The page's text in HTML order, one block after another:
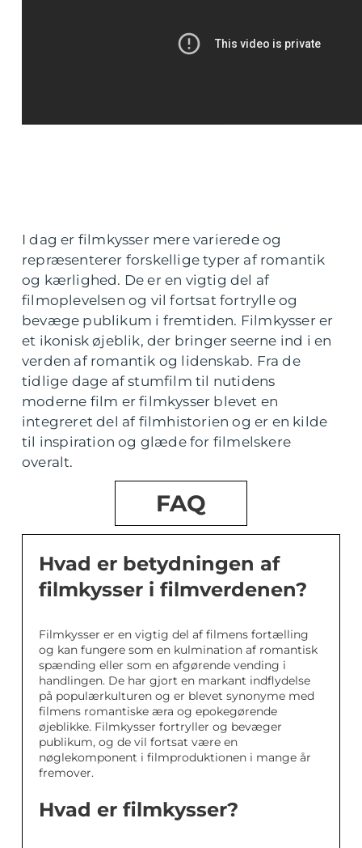
I dag er filmkysser mere varierede og
repræsenterer forskellige typer af romantik
og kærlighed. De er en vigtig del af
filmoplevelsen og vil fortsat fortrylle og
bevæge publikum i fremtiden. Filmkysser er
et ikonisk øjeblik, der bringer seerne ind i en
verden af romantik og lidenskab. Fra de
tidlige dage af stumfilm til nutidens
moderne film er filmkysser blevet en
integreret del af filmhistorien og er en kilde
til inspiration og glæde for filmelskere
overalt.
FAQ
Hvad er betydningen af
filmkysser i filmverdenen?
Filmkysser er en vigtig del af filmens fortælling
og kan fungere som en kulmination af romantisk
spænding eller som en afgørende vending i
handlingen. De har gjort en markant indflydelse
på populærkulturen og er blevet synonyme med
filmens romantiske æra og epokegørende
øjeblikke. Filmkysser fortryller og bevæger
publikum, og de vil fortsat være en
nøglekomponent i filmproduktionen i mange år
fremover.
Hvad er filmkysser?